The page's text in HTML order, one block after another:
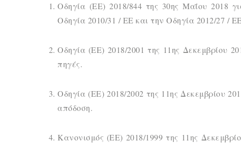
Οδηγία (ΕΕ) 2018/844 της 30ης Μαΐου 2018
Οδηγία 2010/31 / ΕΕ και την Οδηγία 2012/27 /
Οδηγία (ΕΕ) 2018/2001 της 11ης Δεκεμβρίου
πηγές.
Οδηγία (ΕΕ) 2018/2002 της 11ης Δεκεμβρίου
απόδοση.
Κανονισμός (ΕΕ) 2018/1999 της 11ης